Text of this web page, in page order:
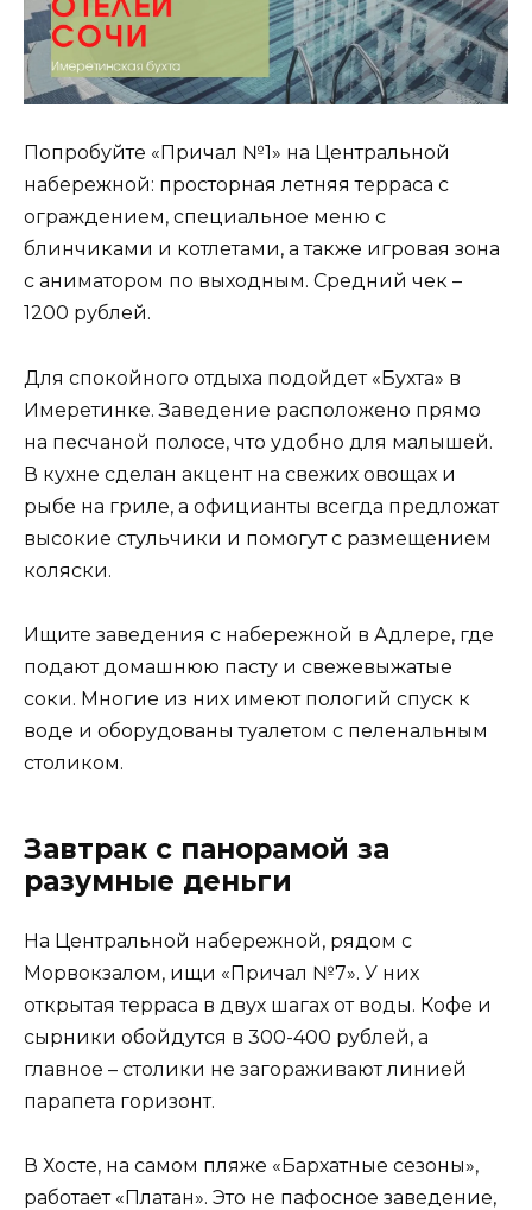
Попробуйте «Причал №1» на Центральной
набережной: просторная летняя терраса с
ограждением, специальное меню с
блинчиками и котлетами, а также игровая зона
с аниматором по выходным. Средний чек –
1200 рублей.
Для спокойного отдыха подойдет «Бухта» в
Имеретинке. Заведение расположено прямо
на песчаной полосе, что удобно для малышей.
В кухне сделан акцент на свежих овощах и
рыбе на гриле, а официанты всегда предложат
высокие стульчики и помогут с размещением
коляски.
Ищите заведения с набережной в Адлере, где
подают домашнюю пасту и свежевыжатые
соки. Многие из них имеют пологий спуск к
воде и оборудованы туалетом с пеленальным
столиком.
Завтрак с панорамой за
разумные деньги
На Центральной набережной, рядом с
Морвокзалом, ищи «Причал №7». У них
открытая терраса в двух шагах от воды. Кофе и
сырники обойдутся в 300-400 рублей, а
главное – столики не загораживают линией
парапета горизонт.
В Хосте, на самом пляже «Бархатные сезоны»,
работает «Платан». Это не пафосное заведение,